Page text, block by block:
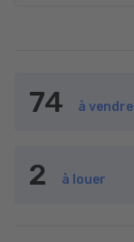
74 à vendre
2 à louer